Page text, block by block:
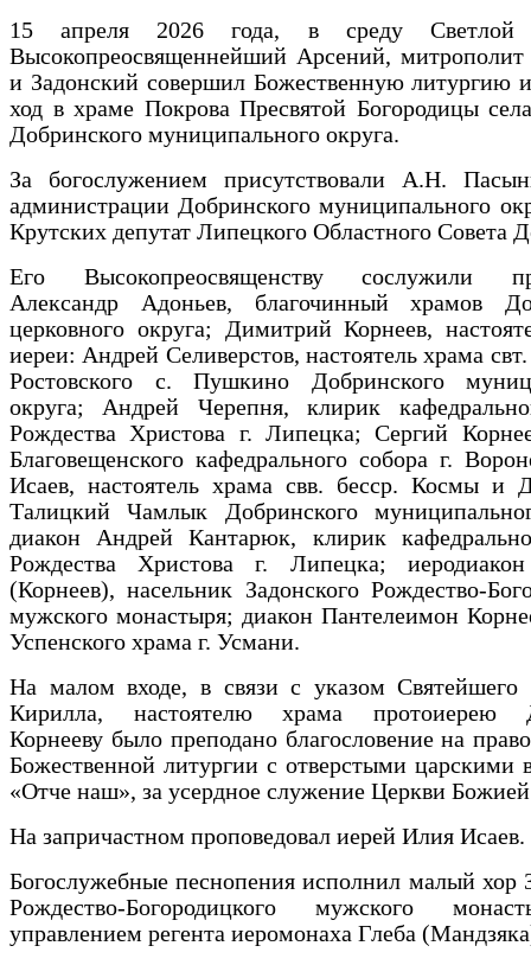
15 апреля 2026 года, в среду Светлой
Высокопреосвященнейший Арсений,
и Задонский совершил Божественную литургию
ход в храме Покрова Пресвятой Богородицы
Добринского муниципального округа.
За богослужением присутствовали А.Н.
администрации Добринского муниципального
Крутских депутат Липецкого Областного Совета
Его Высокопреосвященству сослужили
Александр Адоньев, благочинный храмов
церковного округа; Димитрий Корнеев,
иереи: Андрей Селиверстов, настоятель храма
Ростовского с. Пушкино Добринского
округа; Андрей Черепня, клирик
Рождества Христова г. Липецка; Сергий
Благовещенского кафедрального собора г.
Исаев, настоятель храма свв. бесср. Космы и
Талицкий Чамлык Добринского
диакон Андрей Кантарюк, клирик
Рождества Христова г. Липецка;
(Корнеев), насельник Задонского Рождество-
мужского монастыря; диакон Пантелеимон
Успенского храма г. Усмани.
На малом входе, в связи с указом Святейшего
Кирилла, настоятелю храма протоиерею
Корнееву было преподано благословение на
Божественной литургии с отверстыми царскими
«Отче наш», за усердное служение Церкви Божией
На запричастном проповедовал иерей Илия Исаев.
Богослужебные песнопения исполнил малый хор
Рождество-Богородицкого мужского
управлением регента иеромонаха Глеба